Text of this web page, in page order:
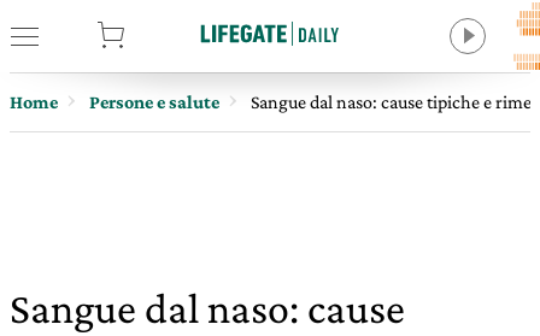
Home Persone e salute Sangue dal naso: cause tipiche e
Sangue dal naso: cause